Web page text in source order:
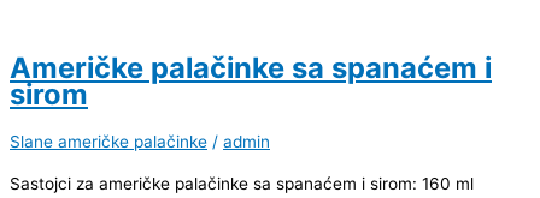
Američke palačinke sa spanaćem i
sirom
Slane američke palačinke / admin
Sastojci za američke palačinke sa spanaćem i sirom: 160 ml